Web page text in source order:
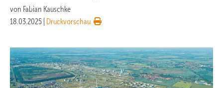
von Fabian Kauschke
18.03.2025
Druckvorschau